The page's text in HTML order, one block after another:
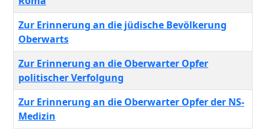
Zur Erinnerung an die jüdische Bevölkerung
Oberwarts
Zur Erinnerung an die Oberwarter Opfer
politischer Verfolgung
Zur Erinnerung an die Oberwarter Opfer der NS-
Medizin